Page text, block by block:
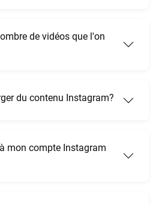
de vidéos que l'on
du contenu Instagram?
mon compte Instagram